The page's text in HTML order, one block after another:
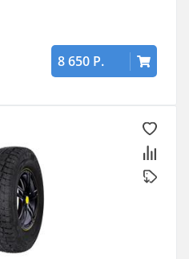
8 650 Р.